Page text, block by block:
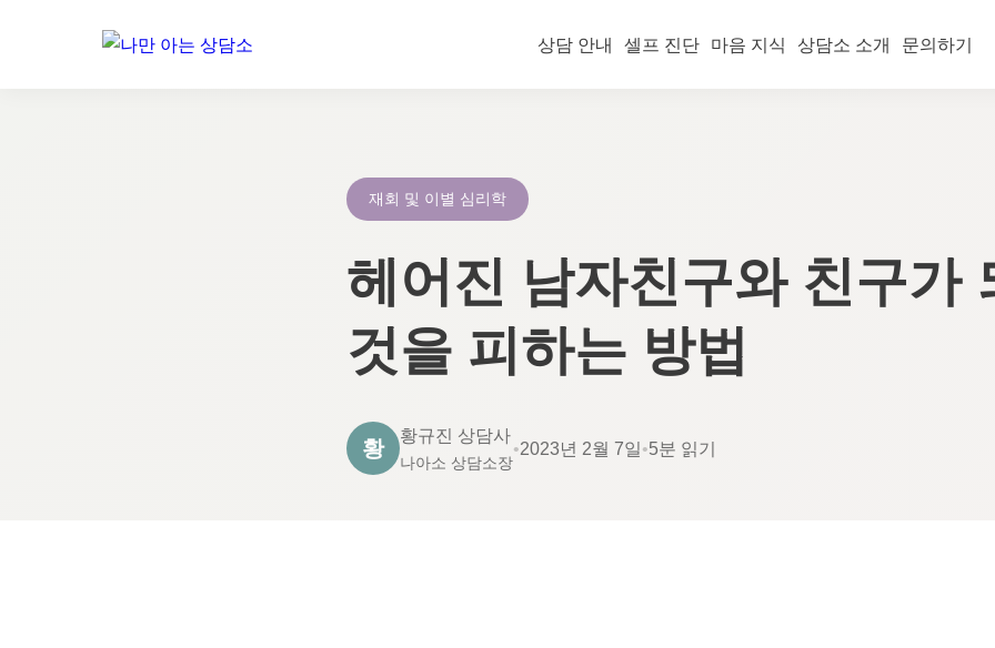
상담 안내 셀프 진단 마음 지식 상담소 소개 문의하기
재회 및 이별 심리학
헤어진 남자친구와 친구가
것을 피하는 방법
황
황규진 상담사
나아소 상담소장
•2023년 2월 7일•5분 읽기